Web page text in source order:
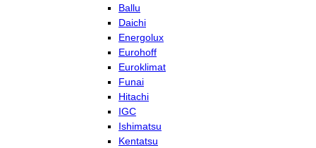
Ballu
Daichi
Energolux
Eurohoff
Euroklimat
Funai
Hitachi
IGC
Ishimatsu
Kentatsu